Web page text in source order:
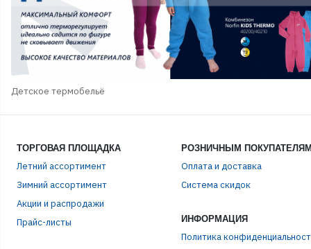
Детское термобельё
ТОРГОВАЯ ПЛОЩАДКА
Летний ассортимент
Зимний ассортимент
Акции и распродажи
Прайс-листы
РОЗНИЧНЫМ
Оплата и доставка
Система скидок
ИНФОРМАЦИЯ
Политика